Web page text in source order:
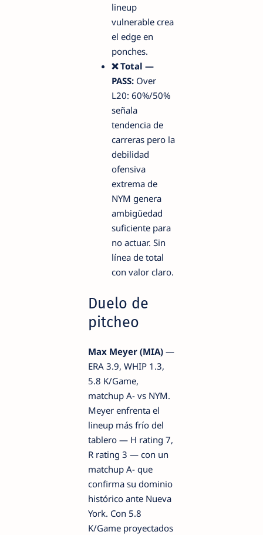
lineup
vulnerable crea
el edge en
ponches.
❌ Total —
PASS: Over
L20: 60%/50%
señala
tendencia de
carreras pero la
debilidad
ofensiva
extrema de
NYM genera
ambigüedad
suficiente para
no actuar. Sin
línea de total
con valor claro.
Duelo de
pitcheo
Max Meyer (MIA) —
ERA 3.9, WHIP 1.3,
5.8 K/Game,
matchup A- vs NYM.
Meyer enfrenta el
lineup más frío del
tablero — H rating 7,
R rating 3 — con un
matchup A- que
confirma su dominio
histórico ante Nueva
York. Con 5.8
K/Game proyectados